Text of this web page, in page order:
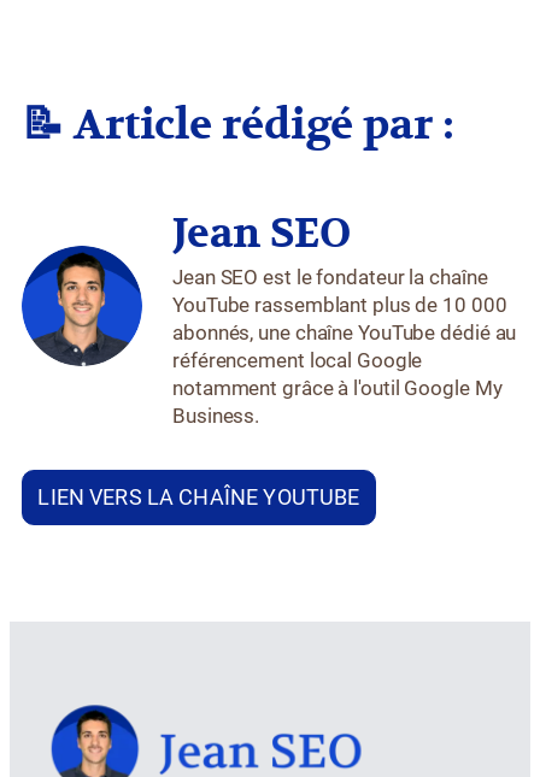
📝 Article rédigé par :
Jean SEO
Jean SEO est le fondateur la chaîne
YouTube rassemblant plus de 10 000
abonnés, une chaîne YouTube dédié au
référencement local Google
notamment grâce à l'outil Google My
Business.
LIEN VERS LA CHAÎNE YOUTUBE